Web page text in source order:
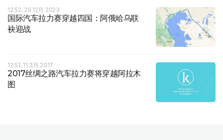
12:52, 29 12月 2023
国际汽车拉力赛穿越四国：阿俄哈乌联
袂迎战
12:51, 11 3月 2017
2017丝绸之路汽车拉力赛将穿越阿拉木
图